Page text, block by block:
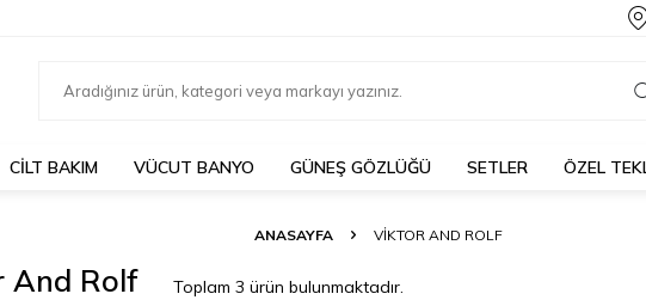
CILT BAKIM VÜCUT BANYO GÜNEŞ GÖZLÜĞÜ SETLER ÖZEL
ANASAYFA VIKTOR AND ROLF
And Rolf Toplam 3 ürün bulunmaktadır.